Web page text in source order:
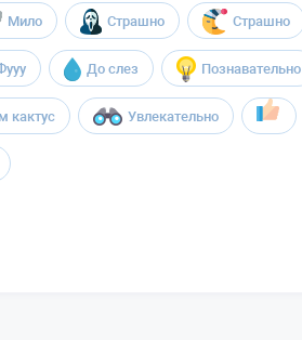
Мило Страшно Страшно
До слез Познавательно
кактус Увлекательно